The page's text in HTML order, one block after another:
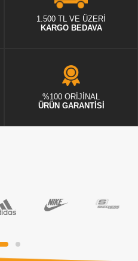
1.500 TL VE ÜZERİ
KARGO BEDAVA
%100 ORİJİNAL
ÜRÜN GARANTİSİ